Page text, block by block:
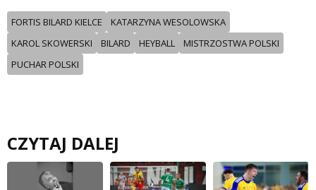
FORTIS BILARD KIELCE
KATARZYNA WESOLOWSKA
KAROL SKOWERSKI
BILARD HEYBALL
MISTRZOSTWA POLSKI
PUCHAR POLSKI
CZYTAJ DALEJ